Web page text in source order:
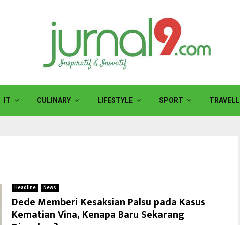
IT CULINARY LIFESTYLE SPORT
Headline News
Dede Memberi Kesaksian Palsu pada Kasus
Kematian Vina, Kenapa Baru Sekarang